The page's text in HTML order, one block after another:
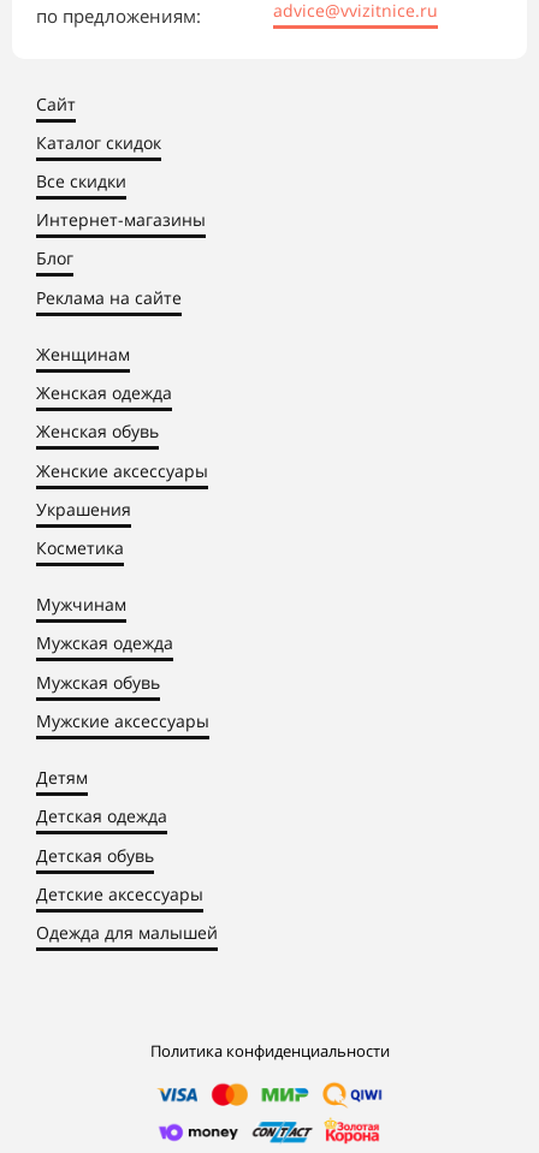
по предложениям: advice@vvizitnice.ru
Сайт
Каталог скидок
Все скидки
Интернет-магазины
Блог
Реклама на сайте
Женщинам
Женская одежда
Женская обувь
Женские аксессуары
Украшения
Косметика
Мужчинам
Мужская одежда
Мужская обувь
Мужские аксессуары
Детям
Детская одежда
Детская обувь
Детские аксессуары
Одежда для малышей
Политика конфиденциальности